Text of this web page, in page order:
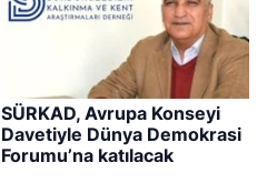
SÜRKAD, Avrupa Konseyi
Davetiyle Dünya Demokrasi
Forumu’na katılacak